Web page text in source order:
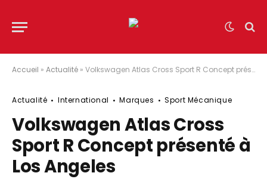
Accueil » Actualité » Volkswagen Atlas Cross Sport R Concept présenté à Los Angeles
Actualité International Marques Sport Mécanique
Volkswagen Atlas Cross
Sport R Concept présenté à
Los Angeles